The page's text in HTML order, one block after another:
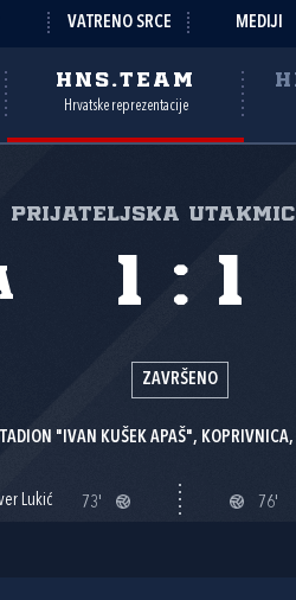
VATRENO SRCE MEDIJI
HNS.TEAM
Hrvatske reprezentacije
Prijateljska
1 : 1
ZAVRŠENO
"IVAN KUŠEK APAŠ",
Lukić 73' 76'